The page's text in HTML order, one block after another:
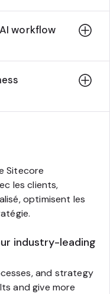
workflow
Sitecore
les clients,
optimisent les
industry-leading
and strategy
and give more